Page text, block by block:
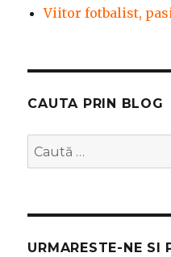
Viitor fotbalist,
CAUTA PRIN BLOG
Caută
după:
URMARESTE-NE SI